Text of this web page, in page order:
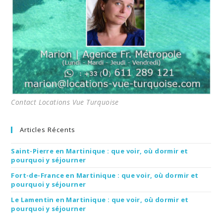
Contact Locations Vue Turquoise
Articles Récents
Saint-Pierre en Martinique : que voir, où dormir et
pourquoi y séjourner
Fort-de-France en Martinique : que voir, où dormir et
pourquoi y séjourner
Le Lamentin en Martinique : que voir, où dormir et
pourquoi y séjourner